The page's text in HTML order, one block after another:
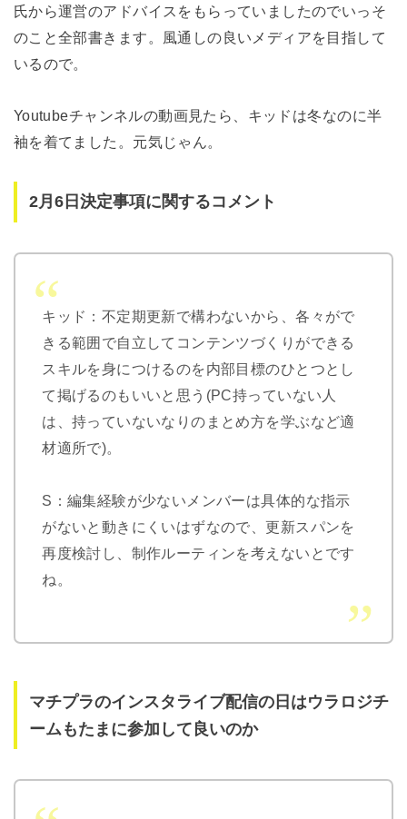
氏から運営のアドバイスをもらっていましたのでいっそ
のこと全部書きます。風通しの良いメディアを目指して
いるので。
Youtubeチャンネルの動画見たら、キッドは冬なのに半
袖を着てました。元気じゃん。
2月6日決定事項に関するコメント
キッド：不定期更新で構わないから、各々がで
きる範囲で自立してコンテンツづくりができる
スキルを身につけるのを内部目標のひとつとし
て掲げるのもいいと思う(PC持っていない人
は、持っていないなりのまとめ方を学ぶなど適
材適所で)。
S：編集経験が少ないメンバーは具体的な指示
がないと動きにくいはずなので、更新スパンを
再度検討し、制作ルーティンを考えないとです
ね。
マチプラのインスタライブ配信の日はウラロジチ
ームもたまに参加して良いのか